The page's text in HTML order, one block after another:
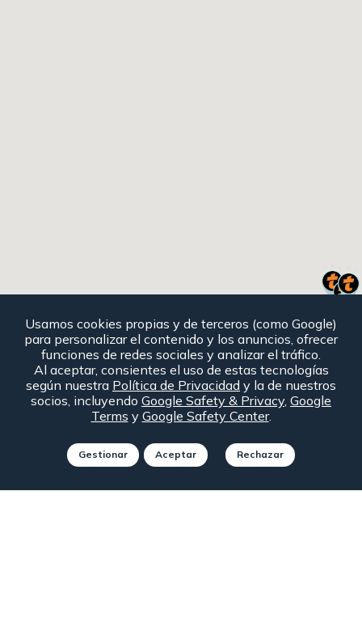
Consulta condiciones particulares y requisitos de la
Autopista para aplicar descuentos
Usamos cookies propias y de terceros (como Google)
para personalizar el contenido y los anuncios, ofrecer
funciones de redes sociales y analizar el tráfico.
Al aceptar, consientes el uso de estas tecnologías
según nuestra Política de Privacidad y la de nuestros
socios, incluyendo Google Safety & Privacy, Google
Terms y Google Safety Center.
Gestionar Aceptar Rechazar